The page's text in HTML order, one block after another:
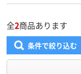
全2商品あります
条件で絞り込む